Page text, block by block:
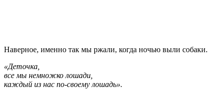
Наверное, именно так мы ржали, когда ночью выли собаки.
«Деточка,
все мы немножко лошади,
каждый из нас по-своему лошадь».